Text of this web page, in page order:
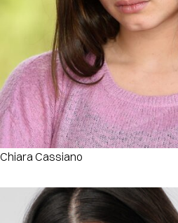
Chiara Cassiano